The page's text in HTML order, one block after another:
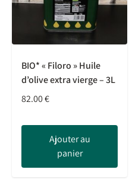
BIO* « Filoro » Huile
d’olive extra vierge – 3L
82.00€
Ajouter au
panier